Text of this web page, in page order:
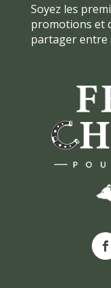
Soyez les
promotions et
partager entre